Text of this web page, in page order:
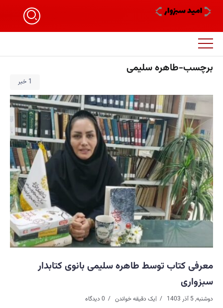
برچسب-طاهره سلیمی
1 خبر
معرفی کتاب توسط طاهره سلیمی بانوی کتابدار
سبزواری
دوشنبه, 5 آذر 1403 |یک دقیقه خواندن 0 دیدگاه